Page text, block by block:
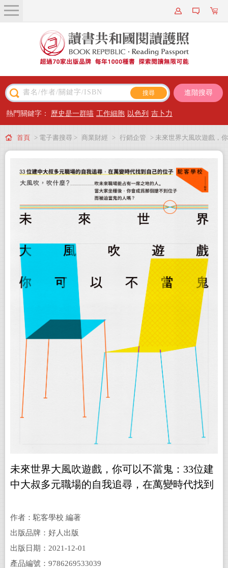
關於我們
近期新書
主題閱讀
出版專區
會員專屬
會員儲值方案
進階搜尋
熱門關鍵字： 歷史是一群喵 工作細胞 以色列 吉卜力
首頁 > 電子書搜尋 > 商業財經 > 行銷企管 > 未來世界大風吹遊戲，你
未來世界大風吹遊戲，你可以不當鬼：33位建
中大叔多元職場的自我追尋，在萬變時代找到
作者：駝客學校 編著
出版品牌：好人出版
出版日期：2021-12-01
產品編號：9786269533039